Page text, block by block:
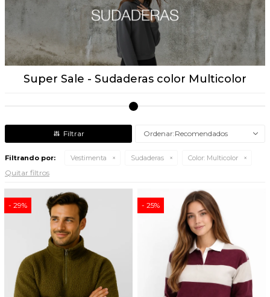
Super Sale - Sudaderas color Multicolor
Recomendados
Filtrando por: Vestimenta Sudaderas Color: Multicolor
Quitar filtros
29 25